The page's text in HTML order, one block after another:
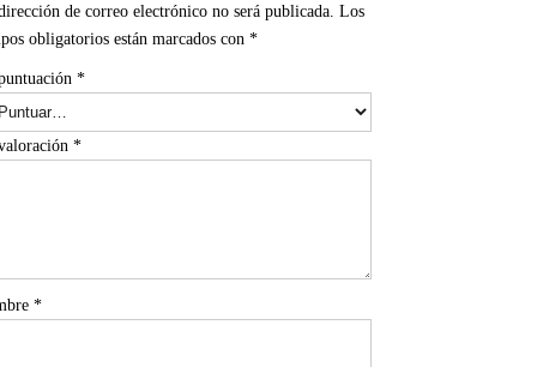
de correo electrónico no será publicada. Los
obligatorios están marcados con *
*
*
*